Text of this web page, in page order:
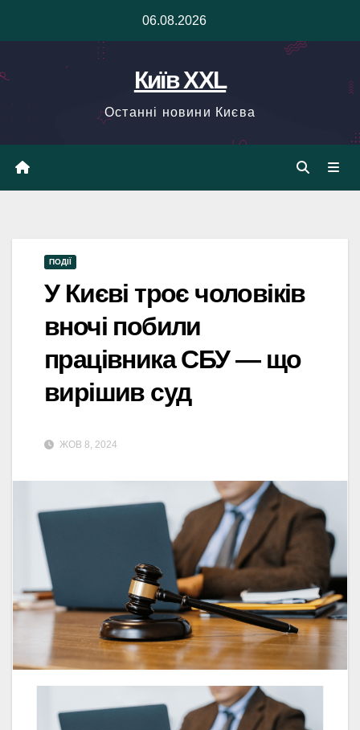
06.08.2026
Київ XXL
Останні новини Києва
ПОДІЇ
У Києві троє чоловіків
вночі побили
працівника СБУ — що
вирішив суд
ЖОВ 8, 2024